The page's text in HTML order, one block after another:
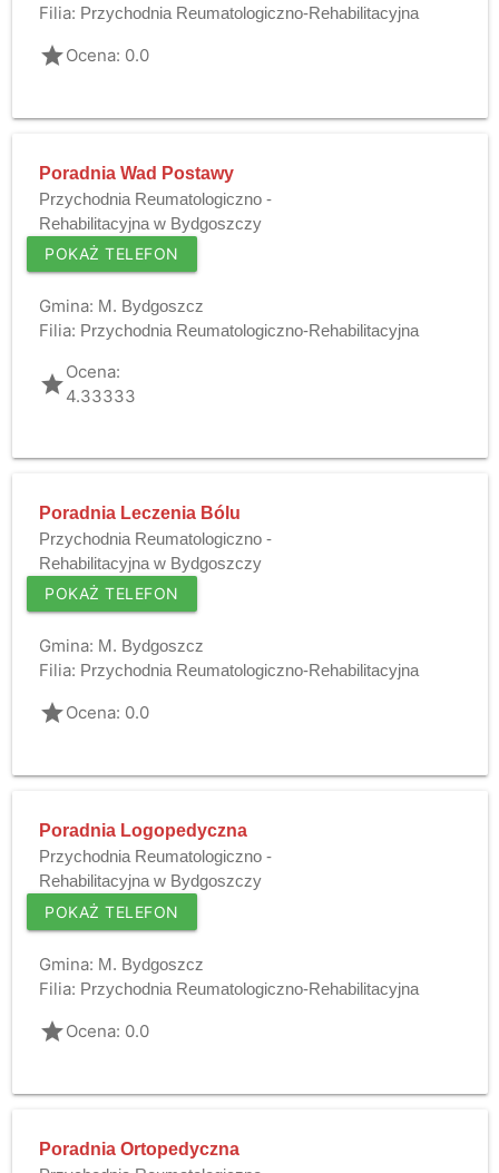
Filia: Przychodnia Reumatologiczno-Rehabilitacyjna
gradeOcena: 0.0
Poradnia Wad Postawy
Przychodnia Reumatologiczno -
Rehabilitacyjna w Bydgoszczy
POKAŻ TELEFON
Gmina: M. Bydgoszcz
Filia: Przychodnia Reumatologiczno-Rehabilitacyjna
gradeOcena:
4.33333
Poradnia Leczenia Bólu
Przychodnia Reumatologiczno -
Rehabilitacyjna w Bydgoszczy
POKAŻ TELEFON
Gmina: M. Bydgoszcz
Filia: Przychodnia Reumatologiczno-Rehabilitacyjna
gradeOcena: 0.0
Poradnia Logopedyczna
Przychodnia Reumatologiczno -
Rehabilitacyjna w Bydgoszczy
POKAŻ TELEFON
Gmina: M. Bydgoszcz
Filia: Przychodnia Reumatologiczno-Rehabilitacyjna
gradeOcena: 0.0
Poradnia Ortopedyczna